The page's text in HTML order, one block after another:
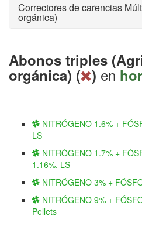
Correctores de carencias
orgánica)
Abonos triples
orgánica) ( ) en
NITRÓGENO 1.6% +
LS
NITRÓGENO 1.7% +
1.16%. LS
NITRÓGENO 3% +
NITRÓGENO 9% +
Pellets